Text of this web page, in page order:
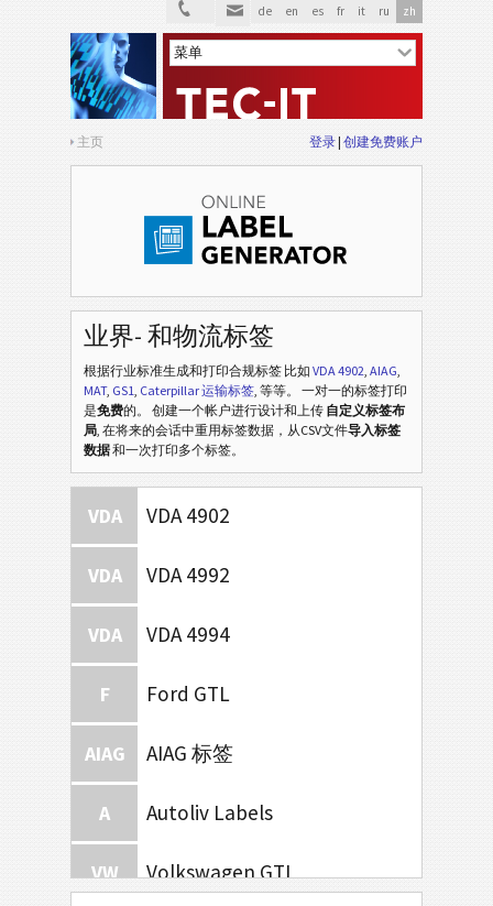
de en es fr it ru zh
主页 登录 创建免费账户
业界- 和物流标签
根据行业标准生成和打印合规标签 比如 VDA 4902, AIAG,
MAT, GS1, Caterpillar 运输标签, 等等。 一对一的标签打印
是免费的。 创建一个帐户进行设计和上传 自定义标签布
局, 在将来的会话中重用标签数据，从CSV文件导入标签
数据和一次打印多个标签。
VDA VDA 4902
VDA VDA 4992
VDA VDA 4994
F Ford GTL
AIAG AIAG 标签
A Autoliv Labels
VW Volkswagen GTL